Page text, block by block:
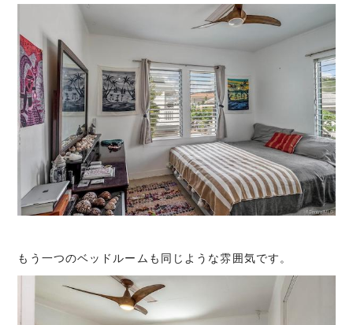
もう一つのベッドルームも同じような雰囲気です。